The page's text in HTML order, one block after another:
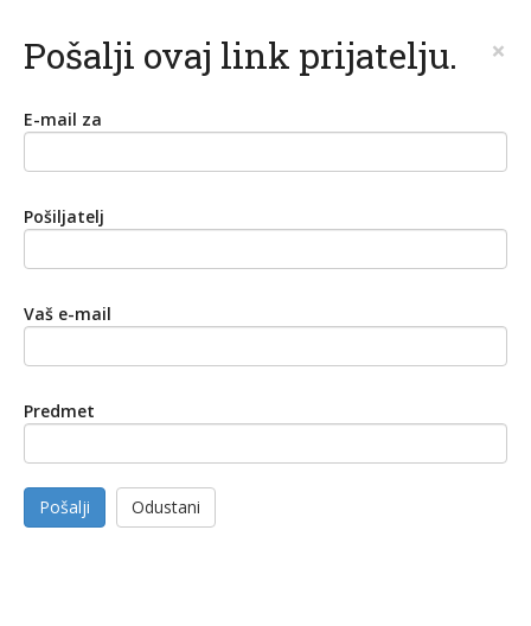
Pošalji ovaj link prijatelju. ×
E-mail za
Pošiljatelj
Vaš e-mail
Predmet
Pošalji Odustani